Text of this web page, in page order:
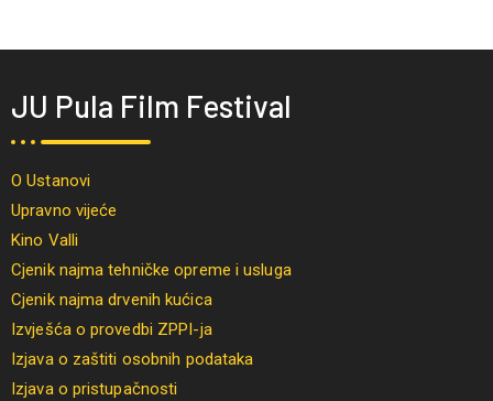
JU Pula Film Festival
O Ustanovi
Upravno vijeće
Kino Valli
Cjenik najma tehničke opreme i usluga
Cjenik najma drvenih kućica
Izvješća o provedbi ZPPI-ja
Izjava o zaštiti osobnih podataka
Izjava o pristupačnosti